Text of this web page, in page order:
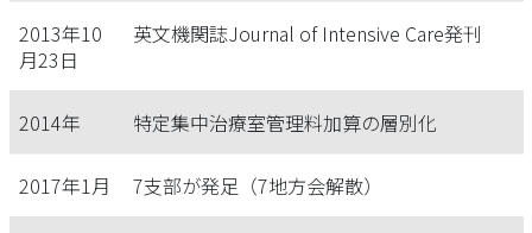
2013年10
月23日
英文機関誌Journal of Intensive Care発刊
2014年 特定集中治療室管理料加算の層別化
2017年1月 7支部が発足（7地方会解散）